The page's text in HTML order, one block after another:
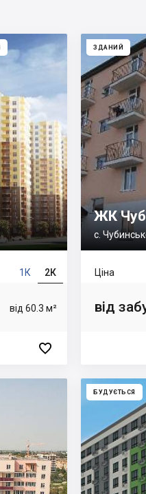
1К 2К
від 60.3 м²

ЗДАНИЙ
ЖК
с.
Ціна
від
БУДУЄТЬСЯ